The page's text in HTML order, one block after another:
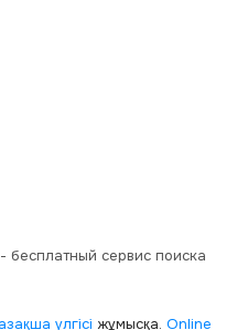
бесплатный сервис поиска
үлгісі жұмысқа. Online